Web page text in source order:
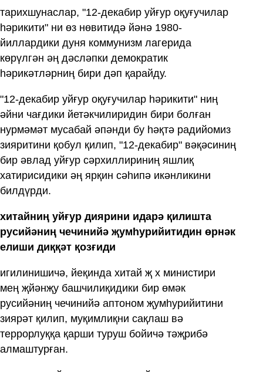
тарихшунаслар, "12-декабир уйғур оқуғучилар
һәрикити" ни өз нөвитидә йәнә 1980-
йиллардики дуня коммунизм лагерида
көрүлгән әң дәсләпки демократик
һәрикәтләрниң бири дәп қарайду.
"12-декабир уйғур оқуғучилар һәрикити" ниң
әйни чағдики йетәкчилиридин бири болған
нурмәмәт мусабай әпәнди бу һәқтә радийомиз
зияритини қобул қилип, "12-декабир" вәқәсиниң
бир әвлад уйғур сәрхиллириниң яшлиқ
хатирисидики әң ярқин сәһипә икәнликини
билдүрди.
хитайниң уйғур диярини идарә қилишта
русийәниң чечинийә җумһурийитидин өрнәк
елиши диққәт қозғиди
игилинишичә, йеқинда хитай җ х министири
мең җйәнҗу башчилиқидики бир өмәк
русийәниң чечинийә аптоном җумһурийитини
зиярәт қилип, муқимлиқни сақлаш вә
террорлуққа қарши туруш бойичә тәҗрибә
алмаштурған.